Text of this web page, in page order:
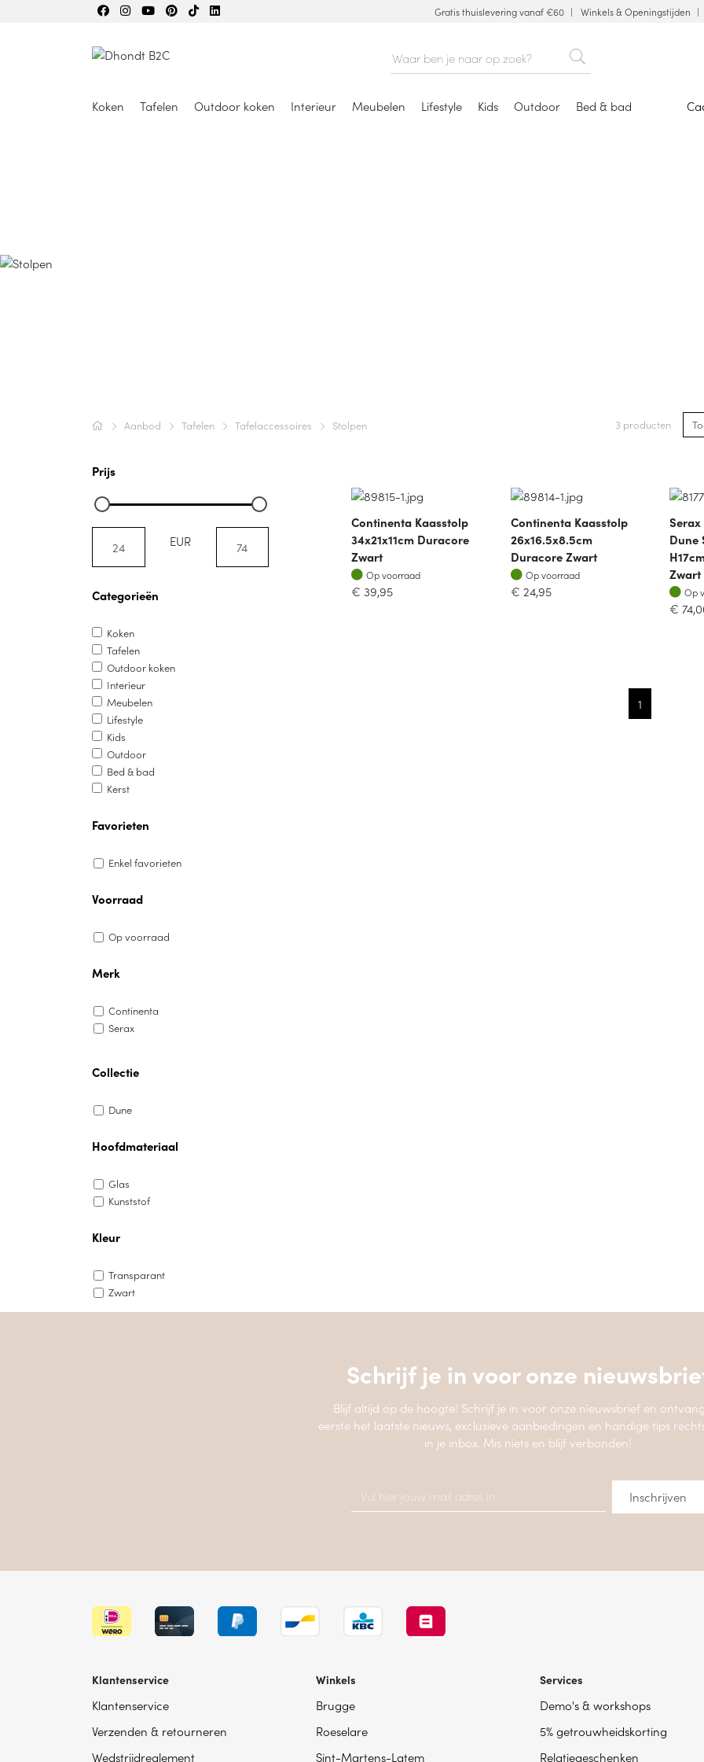
Gratis thuislevering vanaf €60 Winkels & Openingstijden
Koken Tafelen Outdoor koken Interieur Meubelen Lifestyle Kids Outdoor Bed & bad
Aanbod Tafelen Tafelaccessoires Stolpen 3 producten
Prijs
EUR
Categorieën
Koken
Tafelen
Outdoor koken
Interieur
Meubelen
Lifestyle
Kids
Outdoor
Bed & bad
Kerst
Favorieten
Enkel favorieten
Voorraad
Op voorraad
Merk
Continenta
Serax
Collectie
Dune
Hoofdmateriaal
Glas
Kunststof
Kleur
Transparant
Zwart
Continenta Kaasstolp
34x21x11cm Duracore
Zwart
Op voorraad
Op voorraad
€ 39,95
Continenta Kaasstolp
26x16.5x8.5cm
Duracore Zwart
Op voorraad
Op voorraad
€ 24,95
Dune
Zwart
Op
Op
€
1
Schrijf je in voor onze
Blijf altijd op de hoogte! Schrijf je in voor onze nieuwsbrief en
eerste het laatste nieuws, exclusieve aanbiedingen en handige tips
in je inbox. Mis niets en blijf verbonden!
Klantenservice
Klantenservice
Verzenden & retourneren
Wedstrijdreglement
Winkels
Brugge
Roeselare
Sint-Martens-Latem
Services
Demo's & workshops
5% getrouwheidskorting
Relatiegeschenken